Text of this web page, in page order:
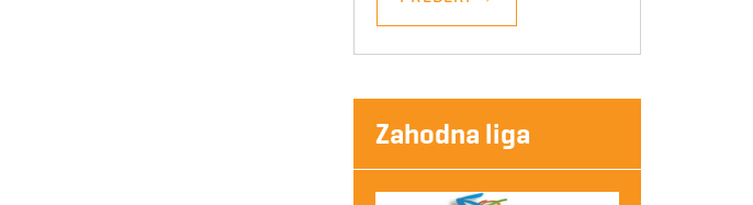
Zahodna liga